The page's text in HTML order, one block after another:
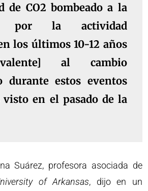
de CO2 bombeado a la
por la actividad
los últimos 10-12 años
al cambio
durante estos eventos
visto en el pasado de la
Suárez, profesora asociada de
of Arkansas, dijo en un